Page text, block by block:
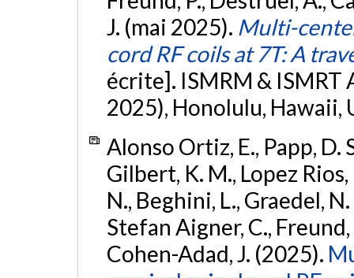
J. (mai 2025). Multi-
cord RF coils at 7T: A
écrite]. ISMRM &
2025), Honolulu, Hawaii,
Alonso Ortiz, E., Papp, D.
Gilbert, K. M., Lopez
N., Beghini, L., Graedel,
Stefan Aigner, C., Freund,
Cohen-Adad, J. (2025).